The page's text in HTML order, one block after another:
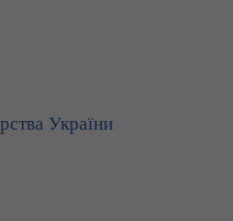
України